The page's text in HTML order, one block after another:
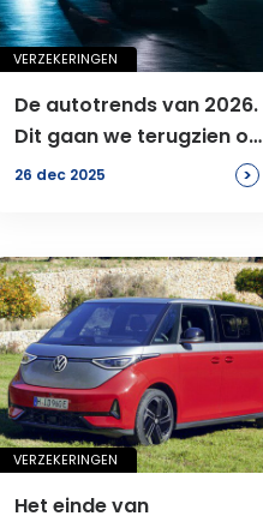
VERZEKERINGEN
De autotrends van 2026.
Dit gaan we terugzien op
de weg
26 dec 2025 >
VERZEKERINGEN
Het einde van